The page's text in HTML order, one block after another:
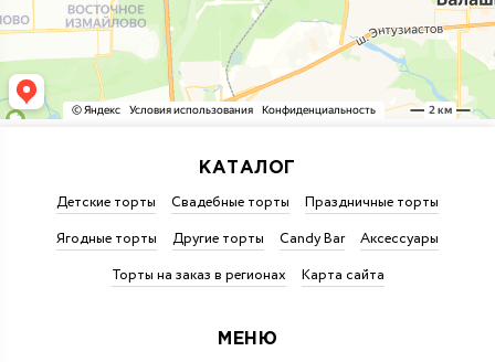
КАТАЛОГ
Детские торты Свадебные торты
Праздничные торты
Ягодные торты
Другие торты Candy Bar
Аксессуары
Торты на заказ в регионах
Карта сайта
МЕНЮ